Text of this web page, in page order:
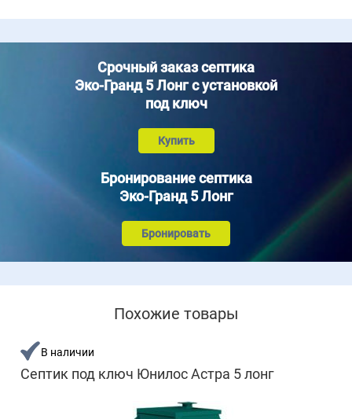
Срочный заказ септика
Эко-Гранд 5 Лонг с установкой
под ключ
Купить
Бронирование септика
Эко-Гранд 5 Лонг
Бронировать
Похожие товары
В наличии
Септик под ключ Юнилос Астра 5 лонг